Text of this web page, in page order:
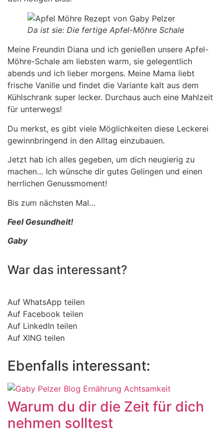
Da ist sie: Die fertige Apfel-Möhre Schale
Meine Freundin Diana und ich genießen unsere Apfel-
Möhre-Schale am liebsten warm, sie gelegentlich
abends und ich lieber morgens. Meine Mama liebt
frische Vanille und findet die Variante kalt aus dem
Kühlschrank super lecker. Durchaus auch eine Mahlzeit
für unterwegs!
Du merkst, es gibt viele Möglichkeiten diese Leckerei
gewinnbringend in den Alltag einzubauen.
Jetzt hab ich alles gegeben, um dich neugierig zu
machen… Ich wünsche dir gutes Gelingen und einen
herrlichen Genussmoment!
Bis zum nächsten Mal…
Feel Gesundheit!
Gaby
War das interessant?
Auf WhatsApp teilen
Auf Facebook teilen
Auf LinkedIn teilen
Auf XING teilen
Ebenfalls interessant:
Warum du dir die Zeit für dich
nehmen solltest